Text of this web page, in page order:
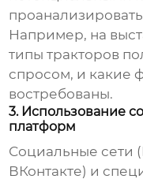
Например, на
типы тракторов
спросом, и какие
востребованы.
3. Использование
платформ
Социальные сети
ВКонтакте) и